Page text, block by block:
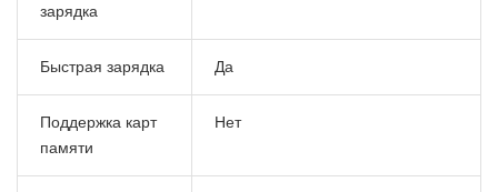
зарядка
Быстрая зарядка Да
Поддержка карт
памяти
Нет